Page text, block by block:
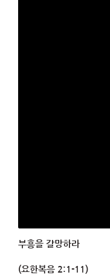
부흥을 갈망하라
(요한복음 2:1-11)